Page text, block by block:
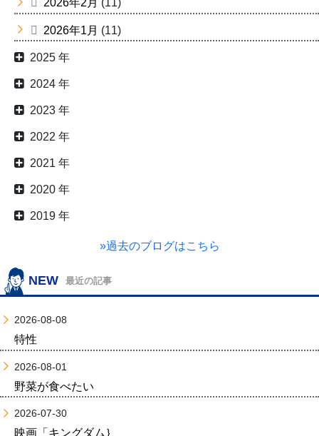
2026年2月 (11)
2026年1月 (11)
2025 年
2024 年
2023 年
2022 年
2021 年
2020 年
2019 年
»過去のブログはこちら
NEW 最近の記事
2026-08-08
特性
2026-08-01
野菜が食べたい
2026-07-30
映画「キングダム｝